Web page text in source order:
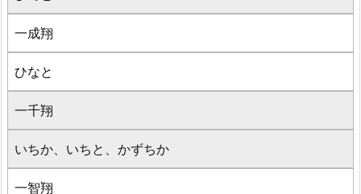
一成翔
ひなと
一千翔
いちか、いちと、かずちか
一智翔